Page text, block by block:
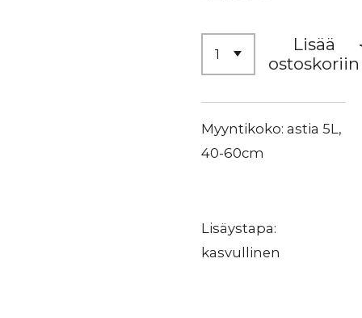
Lisää
ostoskoriin
Myyntikoko: astia 5L,
40-60cm
Lisäystapa:
kasvullinen